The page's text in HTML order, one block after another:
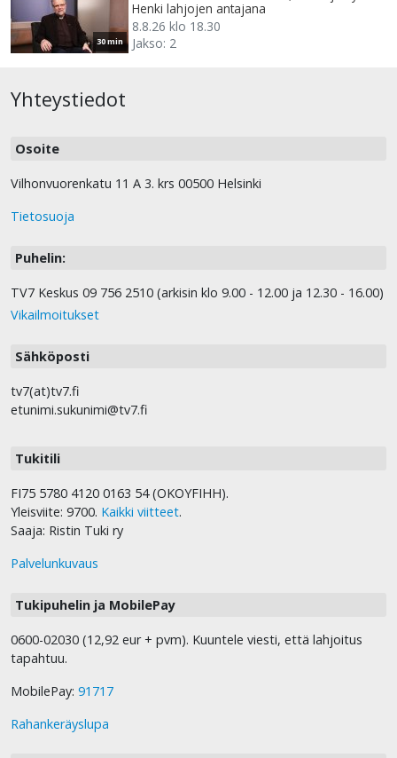
30 min
Henki lahjojen antajana
8.8.26 klo 18.30
Jakso: 2
Yhteystiedot
Osoite
Vilhonvuorenkatu 11 A 3. krs 00500 Helsinki
Tietosuoja
Puhelin:
TV7 Keskus 09 756 2510 (arkisin klo 9.00 - 12.00 ja 12.30 - 16.00)
Vikailmoitukset
Sähköposti
tv7(at)tv7.fi
etunimi.sukunimi@tv7.fi
Tukitili
FI75 5780 4120 0163 54 (OKOYFIHH).
Yleisviite: 9700. Kaikki viitteet.
Saaja: Ristin Tuki ry
Palvelunkuvaus
Tukipuhelin ja MobilePay
0600-02030 (12,92 eur + pvm). Kuuntele viesti, että lahjoitus
tapahtuu.
MobilePay: 91717
Rahankeräyslupa